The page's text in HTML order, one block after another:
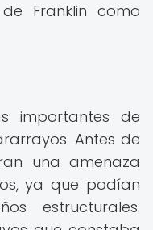
Franklin como
importantes de
Antes de
una amenaza
ya que podían
estructurales.